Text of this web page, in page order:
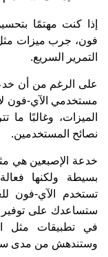
إذا كنت مهتمًا
فون، جرب ميزات
التمرير السريع.
على الرغم من أن
مستخدمي الآي-فون
الميزات، وغالبًا ما
نصائح المستخدمين.
خدعة الإصبعين هي
بسيطة ولكنها
تستخدم الآي-فون
ستساعدك على توفير
في تطبيقات مثل
وستندهش من مدى